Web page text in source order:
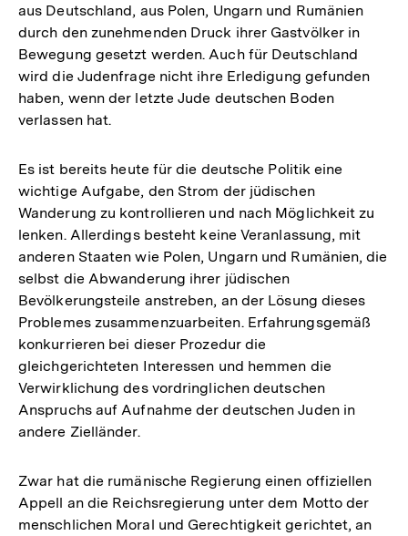
aus Deutschland, aus Polen, Ungarn und Rumänien
durch den zunehmenden Druck ihrer Gastvölker in
Bewegung gesetzt werden. Auch für Deutschland
wird die Judenfrage nicht ihre Erledigung gefunden
haben, wenn der letzte Jude deutschen Boden
verlassen hat.
Es ist bereits heute für die deutsche Politik eine
wichtige Aufgabe, den Strom der jüdischen
Wanderung zu kontrollieren und nach Möglichkeit zu
lenken. Allerdings besteht keine Veranlassung, mit
anderen Staaten wie Polen, Ungarn und Rumänien, die
selbst die Abwanderung ihrer jüdischen
Bevölkerungsteile anstreben, an der Lösung dieses
Problemes zusammenzuarbeiten. Erfahrungsgemäß
konkurrieren bei dieser Prozedur die
gleichgerichteten Interessen und hemmen die
Verwirklichung des vordringlichen deutschen
Anspruchs auf Aufnahme der deutschen Juden in
andere Zielländer.
Zwar hat die rumänische Regierung einen offiziellen
Appell an die Reichsregierung unter dem Motto der
menschlichen Moral und Gerechtigkeit gerichtet, an